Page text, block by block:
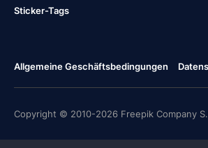
Sticker-Tags
Allgemeine Geschäftsbedingungen
Copyright © 2010-2026 Freepik Company